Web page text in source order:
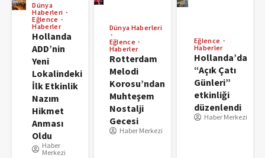
Dünya
Haberleri
Eğlence
Haberler
Hollanda
ADD’nin
Yeni
Lokalindeki
İlk Etkinlik
Nazım
Hikmet
Anması
Oldu
Haber
Merkezi
Dünya Haberleri
Eğlence
Haberler
Rotterdam
Melodi
Korosu’ndan
Muhteşem
Nostalji
Gecesi
Haber Merkezi
Eğlence
Haberler
Hollanda’da
“Açık Çatı
Günleri”
etkinliği
düzenlendi
Haber Merkezi